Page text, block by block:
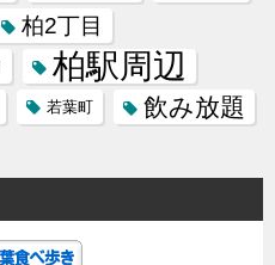
柏2丁目
柏駅周辺
若葉町 飲み放題